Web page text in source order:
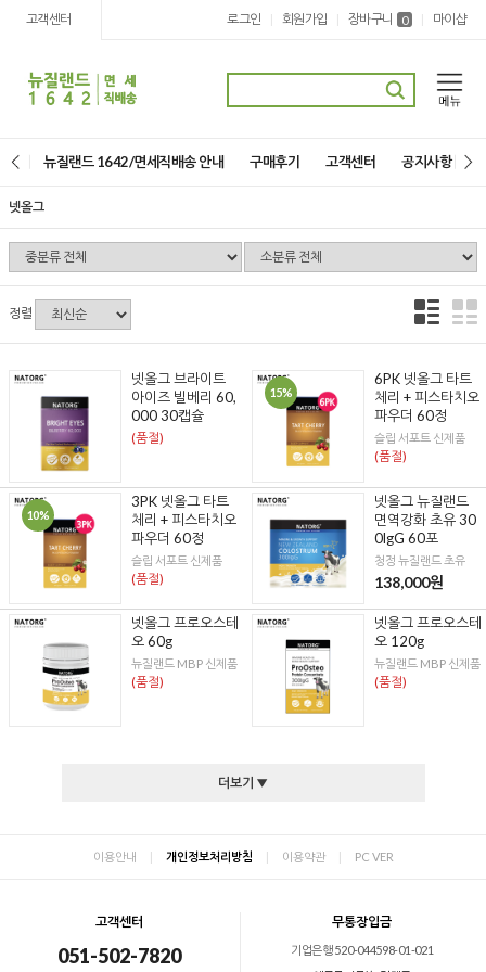
고객센터 로그인 | 회원가입 | 장바구니 0 | 마이샵
뉴질랜드 1642/면세직배송 안내 구매후기 고객센터 공지사항
넷올그
정렬
넷올그 브라이트
아이즈 빌베리 60,
000 30캡슐
(품절)
15%
6PK 넷올그 타트
체리 + 피스타치오
파우더 60정
슬립 서포트 신제품
(품절)
10%
3PK 넷올그 타트
체리 + 피스타치오
파우더 60정
슬립 서포트 신제품
(품절)
넷올그 뉴질랜드
면역강화 초유 30
0lgG 60포
청정 뉴질랜드 초유
138,000원
넷올그 프로오스테
오 60g
뉴질랜드 MBP 신제품
(품절)
넷올그 프로오스테
오 120g
뉴질랜드 MBP 신제품
(품절)
더보기 ▼
이용안내 | 개인정보처리방침 | 이용약관 | PC VER
고객센터
051-502-7820
무통장입금
기업은행 520-044598-01-021